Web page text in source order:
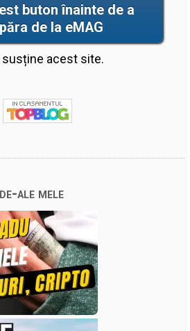
buton înainte de a
de la eMAG
susține acest site.
ale mele